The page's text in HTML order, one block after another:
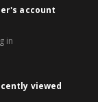
account
in
viewed